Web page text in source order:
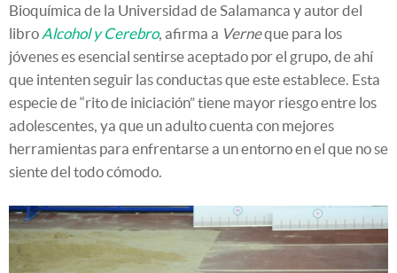
Bioquímica de la Universidad de Salamanca y autor del
libro Alcohol y Cerebro, afirma a Verneque para los
jóvenes es esencial sentirse aceptado por el grupo, de ahí
que intenten seguir las conductas que este establece. Esta
especie de “rito de iniciación” tiene mayor riesgo entre los
adolescentes, ya que un adulto cuenta con mejores
herramientas para enfrentarse a un entorno en el que no se
siente del todo cómodo.